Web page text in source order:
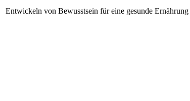
Entwickeln von Bewusstsein für eine gesunde Ernährung